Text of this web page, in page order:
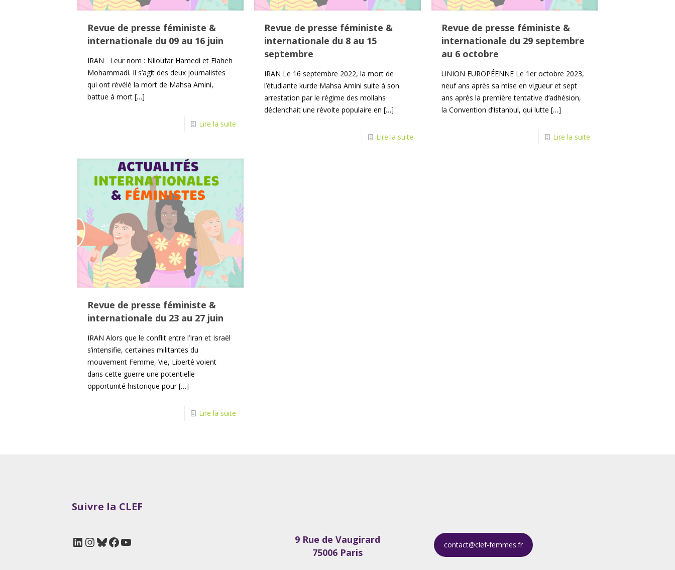
Revue de presse féministe &
internationale du 09 au 16 juin
IRAN Leur nom : Niloufar Hamedi et Elaheh
Mohammadi. Il s’agit des deux journalistes
qui ont révélé la mort de Mahsa Amini,
battue à mort[…]
Lire la suite
Revue de presse féministe &
internationale du 8 au 15
septembre
IRAN Le 16 septembre 2022, la mort de
l’étudiante kurde Mahsa Amini suite à son
arrestation par le régime des mollahs
déclenchait une révolte populaire en […]
Lire la suite
Revue de presse féministe &
internationale du 29 septembre
au 6 octobre
UNION EUROPÉENNE Le 1er octobre 2023,
neuf ans après sa mise en vigueur et sept
ans après la première tentative d’adhésion,
la Convention d’Istanbul, qui lutte […]
Lire la suite
Revue de presse féministe &
internationale du 23 au 27 juin
IRAN Alors que le conflit entre l’Iran et Israël
s’intensifie, certaines militantes du
mouvement Femme, Vie, Liberté voient
dans cette guerre une potentielle
opportunité historique pour[…]
Lire la suite
Suivre la CLEF
LinkedIn
Instagram
Bluesky
Facebook
YouTube
9 Rue de Vaugirard
75006 Paris
contact@clef-femmes.fr